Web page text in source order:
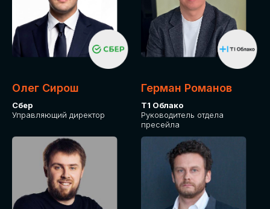
Олег Сирош
Сбер
Управляющий директор
Герман Романов
Т1 Облако
Руководитель отдела
пресейла